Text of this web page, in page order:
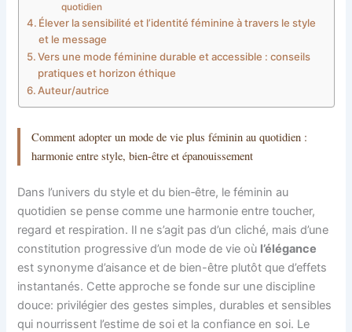
quotidien
Élever la sensibilité et l’identité féminine à travers le style
et le message
Vers une mode féminine durable et accessible : conseils
pratiques et horizon éthique
Auteur/autrice
Comment adopter un mode de vie plus féminin au quotidien :
harmonie entre style, bien-être et épanouissement
Dans l’univers du style et du bien‑être, le féminin au
quotidien se pense comme une harmonie entre toucher,
regard et respiration. Il ne s’agit pas d’un cliché, mais d’une
constitution progressive d’un mode de vie où l’élégance
est synonyme d’aisance et de bien-être plutôt que d’effets
instantanés. Cette approche se fonde sur une discipline
douce: privilégier des gestes simples, durables et sensibles
qui nourrissent l’estime de soi et la confiance en soi. Le